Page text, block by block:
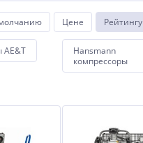
Цене Рейтингу
AE&T
Hansmann
компрессоры